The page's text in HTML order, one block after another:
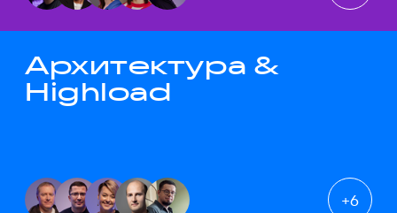
Архитектура &
Highload
+6